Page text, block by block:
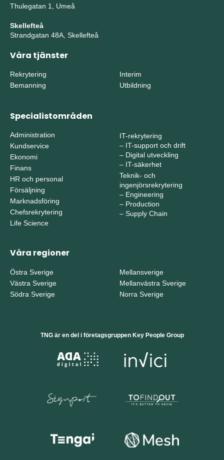
Thulegatan 1, Umeå
Skellefteå
Strandgatan 48A, Skellefteå
Våra tjänster
Rekrytering
Bemanning
Interim
Utbildning
Specialistområden
Administration
Kundservice
Ekonomi
Finans
HR och personal
Försäljning
Marknadsföring
Chefsrekrytering
Life Science
IT-rekrytering
– IT-support och drift
– Digital utveckling
– IT-säkerhet
Teknik- och
ingenjörsrekrytering
– Engineering
– Production
– Supply Chain
Våra regioner
Östra Sverige
Västra Sverige
Södra Sverige
Mellansverige
Mellanvästra Sverige
Norra Sverige
TNG är en del i företagsgruppen Key People Group